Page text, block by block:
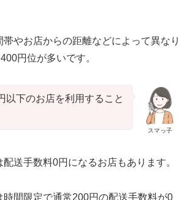
やお店からの距離などによって異なり
円位が多いです。
スマっ子
以下のお店を利用すること
送手数料0円になるお店もあります。
時間限定で通常200円の配送手数料が0